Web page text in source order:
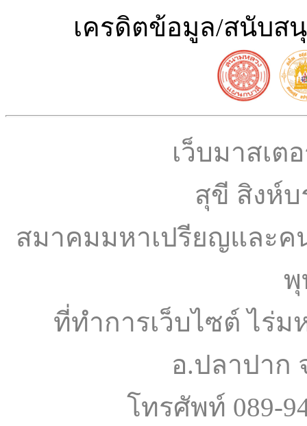
เครดิตข้อมูล/สนับส
เว็บมาสเต
สุขี สิงห์
สมาคมมหาเปรียญและค
ที่ทำการเว็บไซต์ ไร่
อ.ปลาปาก
โทรศัพท์ 089-